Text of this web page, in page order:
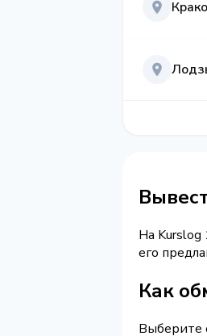
На Kurslog
его
Как
Выберите